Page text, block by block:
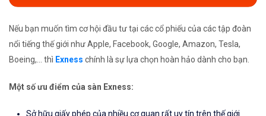
Nếu bạn muốn tìm cơ hội đầu tư tại các cổ phiếu của các tập đoàn
nổi tiếng thế giới như Apple, Facebook, Google, Amazon, Tesla,
Boeing,... thì Exness chính là sự lựa chọn hoàn hảo dành cho bạn.
Một số ưu điểm của sàn Exness:
Sở hữu giấy phép của nhiều cơ quan rất uy tín trên thế giới